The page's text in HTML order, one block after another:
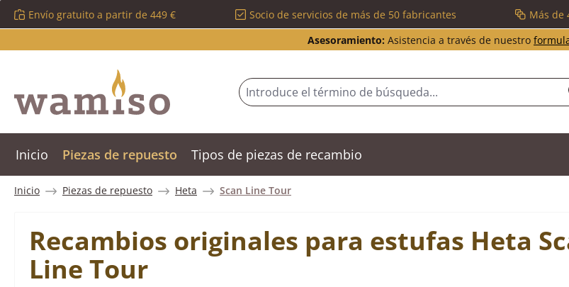
al contenido principal
Saltar a la búsqueda
Saltar a la navegación principal
Envío gratuito a partir de 449 € Socio de servicios de más de 50 fabricantes Más de
Asesoramiento: Asistencia a través de nuestro
Inicio Piezas de repuesto Tipos de piezas de recambio
Inicio Piezas de repuesto Heta Scan Line Tour
Recambios originales para estufas Heta
Line Tour